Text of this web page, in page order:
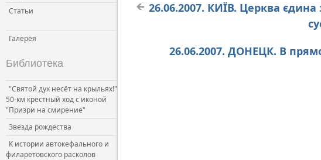
Статьи
Галерея
Библиотека
"Святой дух несёт на крыльях!"
50-км крестный ход с иконой
"Призри на смирение"
Звезда рождества
К истории автокефального и
филаретовского расколов
26.06.2007. КИЇВ. Церква
26.06.2007. ДОНЕЦК. В